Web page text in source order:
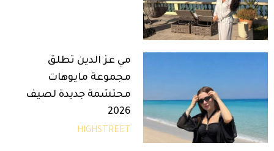
مي عز الدين تطلق
مجموعة مايوهات
محتشمة جديدة لصيف
2026
HIGHSTREET